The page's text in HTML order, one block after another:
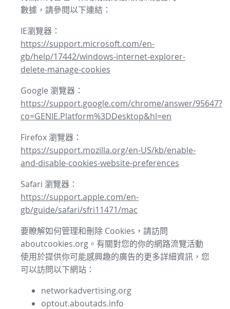
數據，請參閱以下連結：
IE瀏覽器：
https://support.microsoft.com/en-
gb/help/17442/windows-internet-explorer-
delete-manage-cookies
Google 瀏覽器：
https://support.google.com/chrome/answer/95647?
co=GENIE.Platform%3DDesktop&hl=en
Firefox 瀏覽器：
https://support.mozilla.org/en-US/kb/enable-
and-disable-cookies-website-preferences
Safari 瀏覽器：
https://support.apple.com/en-
gb/guide/safari/sfri11471/mac
要瞭解如何管理和刪除 Cookies，請訪問
aboutcookies.org。有關對您的你的網路流覽活動
使用於提供你可能感興趣的廣告的更多詳細資訊，您
可以訪問以下網站：
networkadvertising.org
optout.aboutads.info